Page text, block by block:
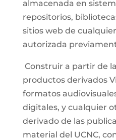
almacenada en
repositorios,
sitios web de
autorizada
Construir a partir de
productos derivados
formatos
digitales, y cualquier
derivado de las
material del UCNC,